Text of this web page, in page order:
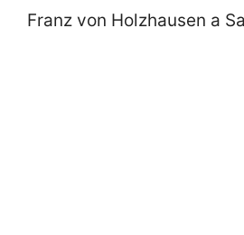
Franz von Holzhausen a